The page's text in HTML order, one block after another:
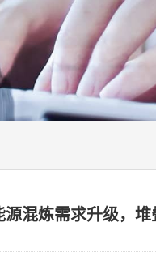
源混炼需求升级，